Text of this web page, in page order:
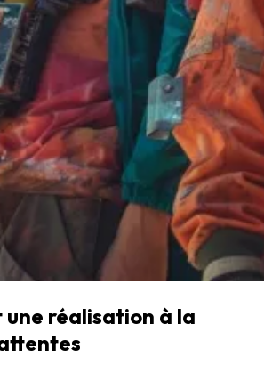
une réalisation à la